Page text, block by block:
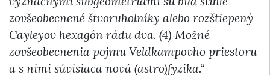
zovšeobecnené štvoruholníky alebo rozštiepený
Cayleyov hexagón rádu dva. (4) Možné
zovšeobecnenia pojmu Veldkampovho priestoru
a s nimi súvisiaca nová (astro)fyzika.“